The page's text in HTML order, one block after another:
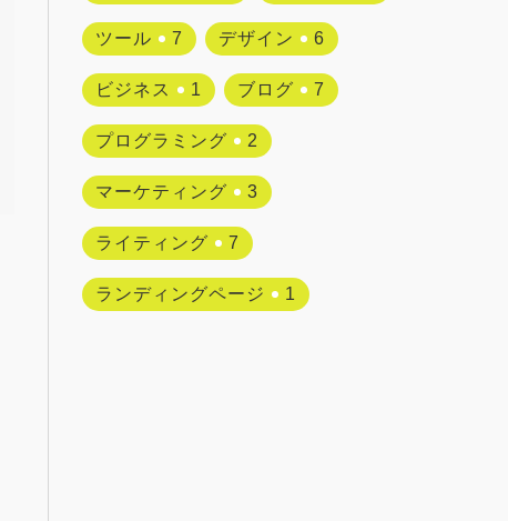
ツール 7 デザイン 6
ビジネス 1 ブログ 7
プログラミング 2
マーケティング 3
ライティング 7
ランディングページ 1